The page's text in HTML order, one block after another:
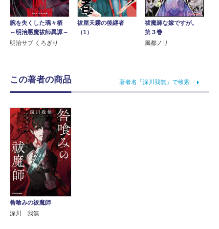
腕を失くした璃々栖
～明治悪魔祓師異譚～
明治サブ くろぎり
祓屋天霧の後継者
（1）
祓魔師な嫁ですが。
第３巻
風都ノリ
この著者の商品 著者名「深川我無」で検索
咎喰みの祓魔師
深川 我無